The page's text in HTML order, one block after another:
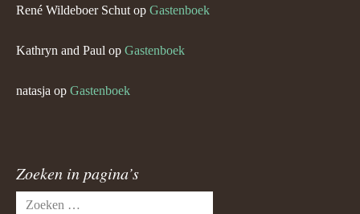
René Wildeboer Schut op Gastenboek
Kathryn and Paul op Gastenboek
natasja op Gastenboek
Zoeken in pagina’s
Zoeken